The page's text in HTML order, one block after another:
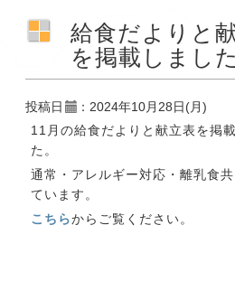
給食だよりと
を掲載しました
投稿日
：2024年10月28日(月)
11月の給食だよりと献立表を掲
た。
通常・アレルギー対応・離乳食
ています。
こちらからご覧ください。